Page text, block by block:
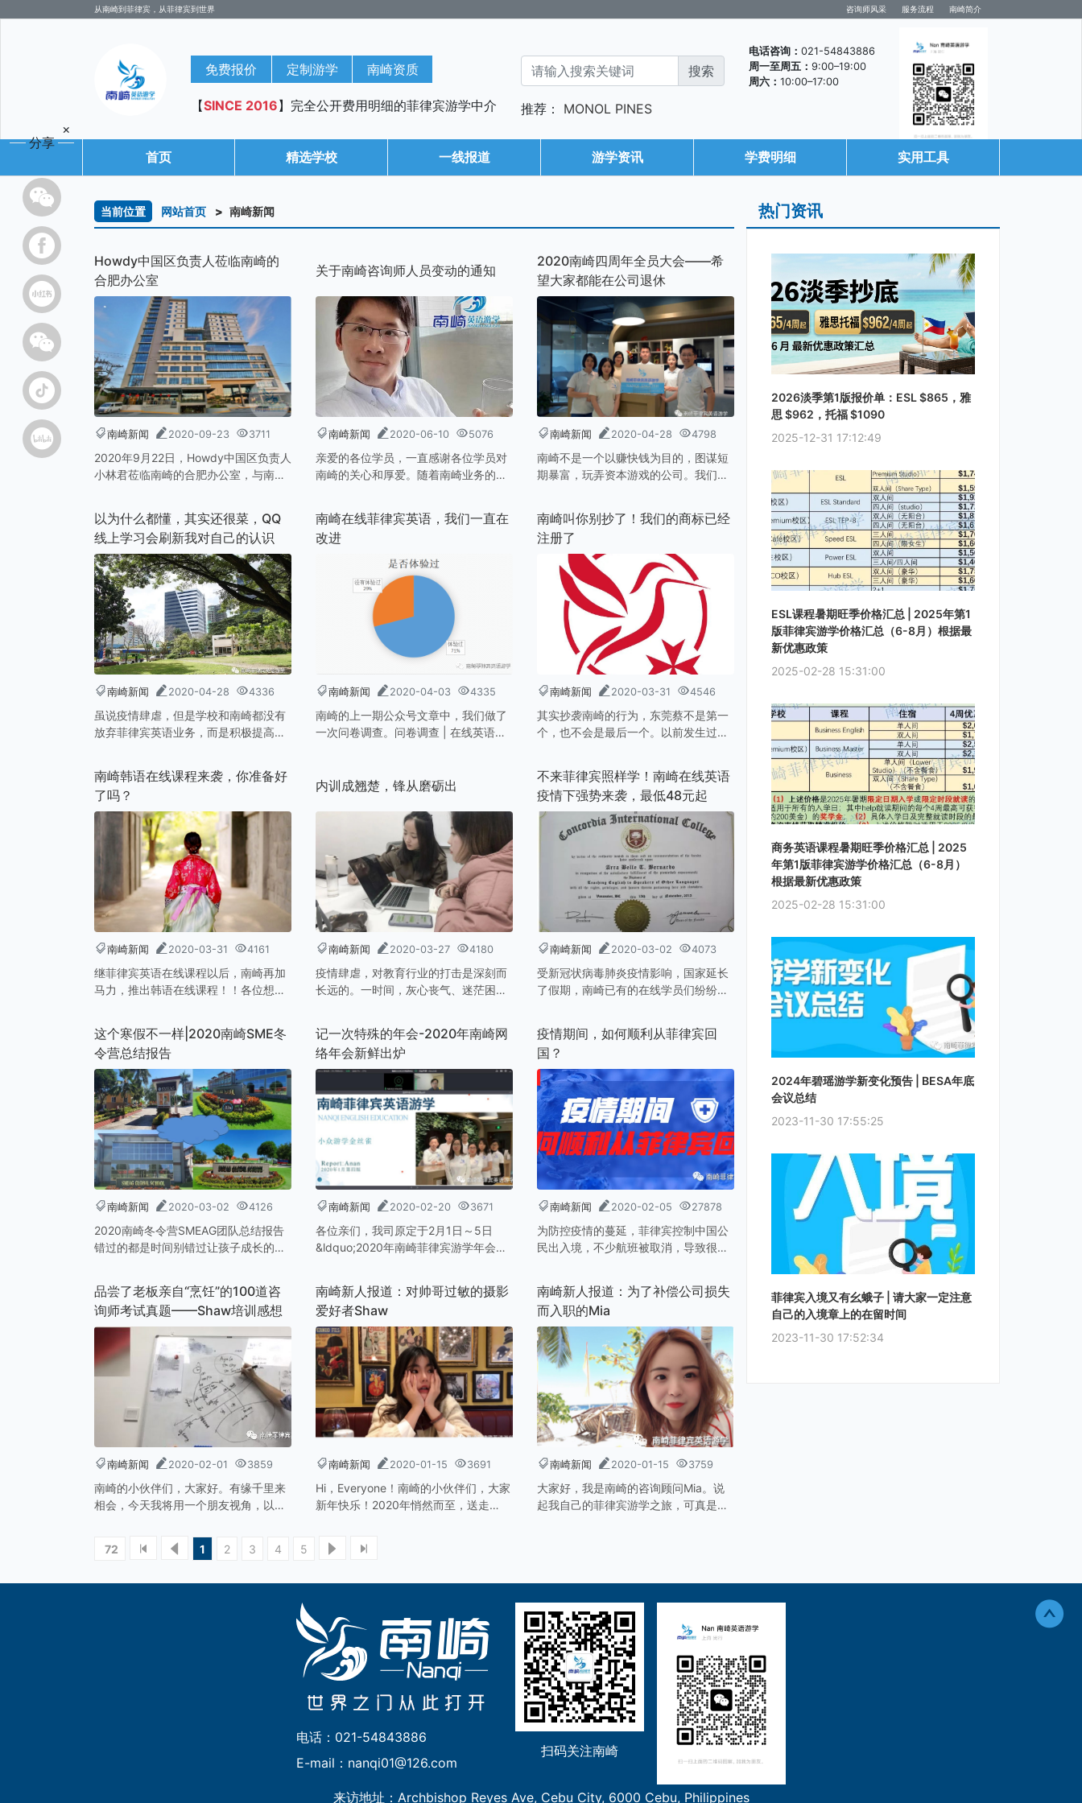
从南崎到菲律宾，从菲律宾到世界 咨询师风采 服务流程 南崎简介
免费报价 定制游学 南崎资质
【SINCE 2016】完全公开费用明细的菲律宾游学中介 推荐： MONOL PINES
电话咨询： 021-54843886
周一至周五： 9:00–19:00
周六： 10:00–17:00
咨询微信
首页 精选学校 一线报道 游学资讯 学费明细 实用工具
当前位置 网站首页 南崎新闻
Howdy中国区负责人莅临南崎的
合肥办公室
南崎新闻 2020-09-23 3711
2020年9月22日，Howdy中国区负责人
小林君莅临南崎的合肥办公室，与南崎
关于南崎咨询师人员变动的通知
南崎新闻 2020-06-10 5076
亲爱的各位学员，一直感谢各位学员对
南崎的关心和厚爱。随着南崎业务的发
化，部分课程顾问离职，也有一部分新
顾问加入了南崎。如您在学费退费、课
程调整（因疫情需要调整等），或确认
菲律宾学校最新复校时间等问题，无法
和您之前的课程顾问联系，请您可以和
南崎总号联系，南崎将继续为您服务。
2020南崎四周年全员大会——希
望大家都能在公司退休
南崎新闻 2020-04-28 4798
南崎不是一个以赚快钱为目的，图谋短
期暴富，玩弄资本游戏的公司。我们能
一个简单的业务做深、做透。别人想不
到的我们有，别人有的服务我们做的更
贴心，仅此而已。
以为什么都懂，其实还很菜，QQ
线上学习会刷新我对自己的认识
南崎新闻 2020-04-28 4336
虽说疫情肆虐，但是学校和南崎都没有
放弃菲律宾英语业务，而是积极提高自
南崎在线菲律宾英语，我们一直在
改进
南崎新闻 2020-04-03 4335
南崎的上一期公众号文章中，我们做了
一次问卷调查。问卷调查 | 在线英语课
我们会根据问卷调查的结果，来进行战
南崎叫你别抄了！我们的商标已经
注册了
南崎新闻 2020-03-31 4546
其实抄袭南崎的行为，东莞蔡不是第一
个，也不会是最后一个。以前发生过更
等，可以说是不胜枚举。大多数场合，
我们发现抄袭之后，就会通过电话警告
对方，只要对方答应删除或者道歉，我
们也不会过分追究。但是东莞蔡小姐这
种前无古人的厚颜无耻的行为，我们还
是第一次遇到。
南崎韩语在线课程来袭，你准备好
了吗？
南崎新闻 2020-03-31 4161
继菲律宾英语在线课程以后，南崎再加
马力，推出韩语在线课程！！各位想在
的童鞋，不妨看看我们南崎和韩国当地
学校合作，新推出的韩语在线课程。
内训成翘楚，锋从磨砺出
南崎新闻 2020-03-27 4180
疫情肆虐，对教育行业的打击是深刻而
长远的。一时间，灰心丧气、迷茫困顿
歇，还在加速奔跑！因为我们觉得越是
寒冬，越要“广积粮、筑高墙”，扎扎实
实把自己的内功做好。
不来菲律宾照样学！南崎在线英语
疫情下强势来袭，最低48元起
南崎新闻 2020-03-02 4073
受新冠状病毒肺炎疫情影响，国家延长
了假期，南崎已有的在线学员们纷纷加
大军。加大师资面对巨大的线上英语
这个寒假不一样|2020南崎SME冬
令营总结报告
南崎新闻 2020-03-02 4126
2020南崎冬令营SMEAG团队总结报告
错过的都是时间别错过让孩子成长的机
们，为期四周的校园生活依旧丰富
记一次特殊的年会-2020年南崎网
络年会新鲜出炉
南崎新闻 2020-02-20 3671
各位亲们，我司原定于2月1日～5日
&ldquo;2020年南崎菲律宾游学年会
学业务，我们不断成长，不断积累经
验。和更多的语
疫情期间，如何顺利从菲律宾回
国？
南崎新闻 2020-02-05 27878
为防控疫情的蔓延，菲律宾控制中国公
民出入境，不少航班被取消，导致很多
空、亚洲航空和菲律宾航空的最新消
息，还有出入境情况，以供大家参考。
品尝了老板亲自“烹饪”的100道咨
询师考试真题——Shaw培训感想
南崎新闻 2020-02-01 3859
南崎的小伙伴们，大家好。有缘千里来
相会，今天我将用一个朋友视角，以自
南崎新人报道：对帅哥过敏的摄影
爱好者Shaw
南崎新闻 2020-01-15 3691
Hi，Everyone！南崎的小伙伴们，大家
新年快乐！2020年悄然而至，送走
象”。
南崎新人报道：为了补偿公司损失
而入职的Mia
南崎新闻 2020-01-15 3759
大家好，我是南崎的咨询顾问Mia。说
起我自己的菲律宾游学之旅，可真是一
有意思，对口语也特别有帮助，所以我
一直对菲律宾游学这块很关注。
72 1 2 3 4 5
热门资讯
2026淡季第1版报价单：ESL $865，雅
思 $962，托福 $1090
2025-12-31 17:12:49
ESL课程暑期旺季价格汇总 | 2025年第1
版菲律宾游学价格汇总（6-8月）根据最
新优惠政策
2025-02-28 15:31:00
商务英语课程暑期旺季价格汇总 | 2025
年第1版菲律宾游学价格汇总（6-8月）
根据最新优惠政策
2025-02-28 15:31:00
2024年碧瑶游学新变化预告 | BESA年底
会议总结
2023-11-30 17:55:25
菲律宾入境又有幺蛾子 | 请大家一定注意
自己的入境章上的在留时间
2023-11-30 17:52:34
电话：021-54843886
E-mail：nanqi01@126.com
扫码关注南崎
来访地址：Archbishop Reyes Ave, Cebu City, 6000 Cebu, Philippines
×
分享